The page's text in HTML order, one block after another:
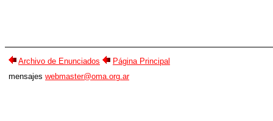
Archivo de Enunciados
Página Principal
mensajes webmaster@oma.org.ar